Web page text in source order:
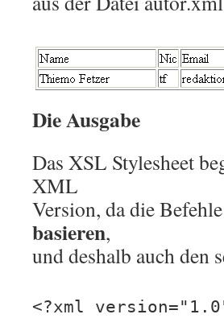
Die Ausgabe
Das XSL Stylesheet
XML
Version, da die
basieren,
und deshalb auch den
<?xml